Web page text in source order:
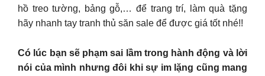
hồ treo tường, bảng gỗ,… để trang trí, làm quà tặng
hãy nhanh tay tranh thủ săn sale để được giá tốt nhé!!
Có lúc bạn sẽ phạm sai lầm trong hành động và lời
nói của mình nhưng đôi khi sự im lặng cũng mang